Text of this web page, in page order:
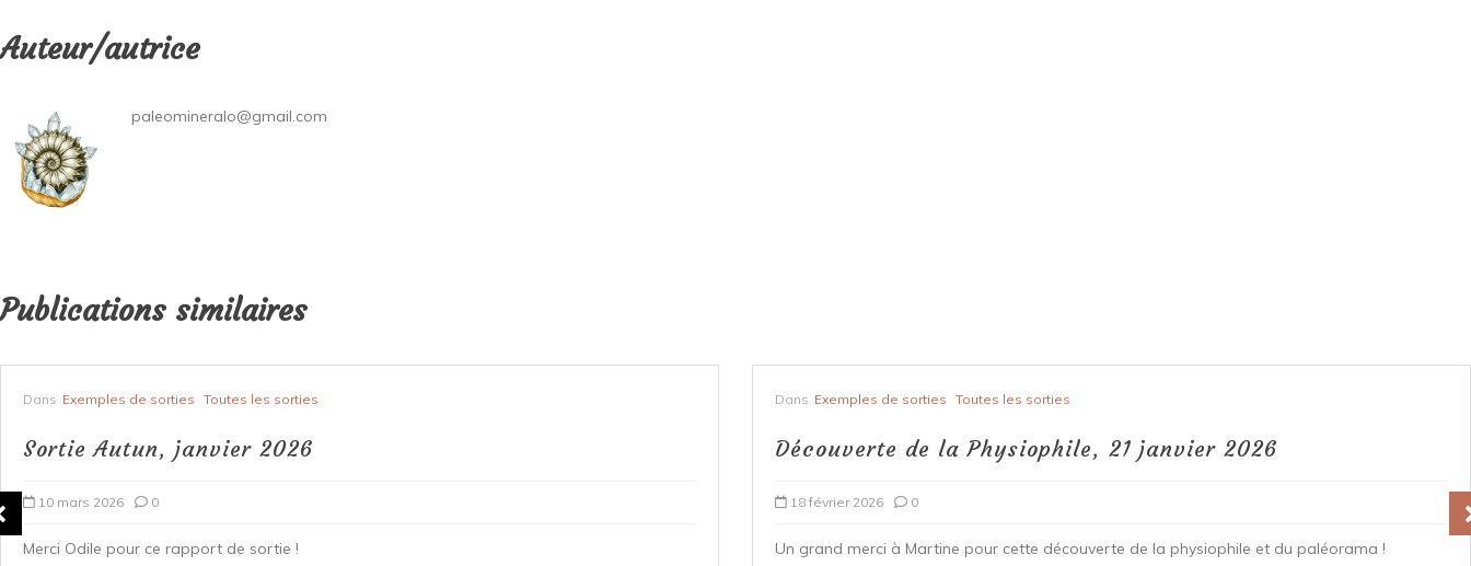
Auteur/autrice
paleomineralo@gmail.com
Publications similaires
Dans Exemples de sorties Toutes les sorties
Sortie Autun, janvier 2026
10 mars 2026 0
Merci Odile pour ce rapport de sortie !
Dans Exemples de sorties Toutes les sorties
Découverte de la Physiophile, 21 janvier 2026
18 février 2026 0
Un grand merci à Martine pour cette découverte de la physiophile et du paléorama !